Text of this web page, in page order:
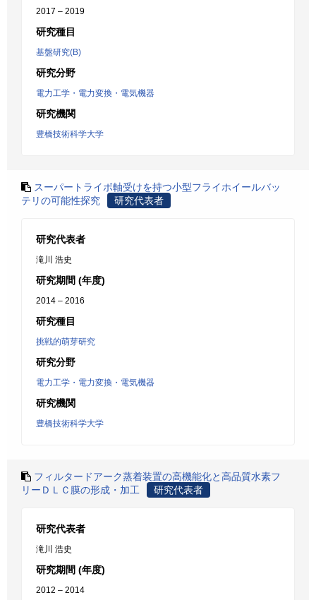
2017 – 2019
研究種目
基盤研究(B)
研究分野
電力工学・電力変換・電気機器
研究機関
豊橋技術科学大学
スーパートライボ軸受けを持つ小型フライホイールバッ
テリの可能性探究
研究代表者
研究代表者
滝川 浩史
研究期間 (年度)
2014 – 2016
研究種目
挑戦的萌芽研究
研究分野
電力工学・電力変換・電気機器
研究機関
豊橋技術科学大学
フィルタードアーク蒸着装置の高機能化と高品質水素フ
リーＤＬＣ膜の形成・加工
研究代表者
研究代表者
滝川 浩史
研究期間 (年度)
2012 – 2014